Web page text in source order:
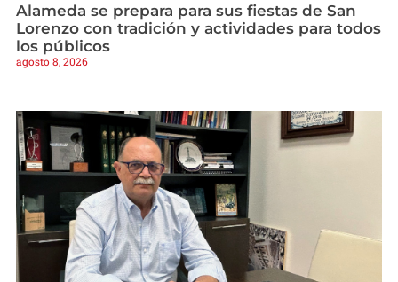
Alameda se prepara para sus fiestas de San
Lorenzo con tradición y actividades para todos
los públicos
agosto 8, 2026